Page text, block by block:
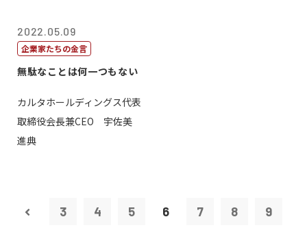
2022.05.09
企業家たちの金言
無駄なことは何一つもない
カルタホールディングス代表
取締役会長兼CEO 宇佐美
進典
3 4 5 6 7 8 9